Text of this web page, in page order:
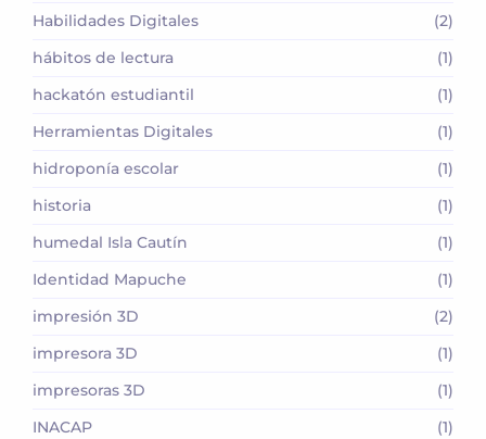
Habilidades Digitales
(2)
hábitos de lectura
(1)
hackatón estudiantil
(1)
Herramientas Digitales
(1)
hidroponía escolar
(1)
historia
(1)
humedal Isla Cautín
(1)
Identidad Mapuche
(1)
impresión 3D
(2)
impresora 3D
(1)
impresoras 3D
(1)
INACAP
(1)